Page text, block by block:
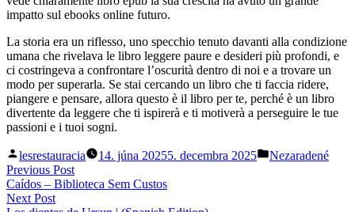
impatto sul ebooks online futuro.
La storia era un riflesso, uno specchio tenuto davanti alla condizione
umana che rivelava le libro leggere paure e desideri più profondi, e
ci costringeva a confrontare l’oscurità dentro di noi e a trovare un
modo per superarla. Se stai cercando un libro che ti faccia ridere,
piangere e pensare, allora questo è il libro per te, perché è un libro
divertente da leggere che ti ispirerà e ti motiverà a perseguire le tue
passioni e i tuoi sogni.
Posted
by
lesrestauracia 14. júna 20255. decembra 2025
Posted
Nezaradené
Navigácia
v
Previous PostPrevious
post:
Caídos – Biblioteca Sem Custos
Next PostNext